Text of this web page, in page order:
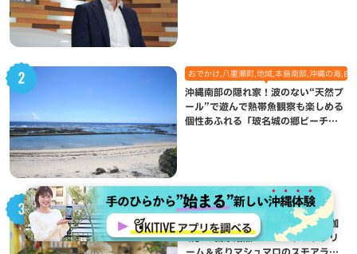
おでかけ,八重瀬町,地域,本島南部,沖縄の海,自
沖縄南部の隠れ家！波のない“天然プ
ール”で遊んで熱帯魚観察も楽しめる
個性あふれる「玻名城の郷ビーチ」
グルメ,スイーツ,八重瀬町,本島南部
行列ができる理由に納得！「新垣珈
琲」の自家焙煎コーヒーソフトクリ
ーム＆炙りマシュマロのスモアラテ